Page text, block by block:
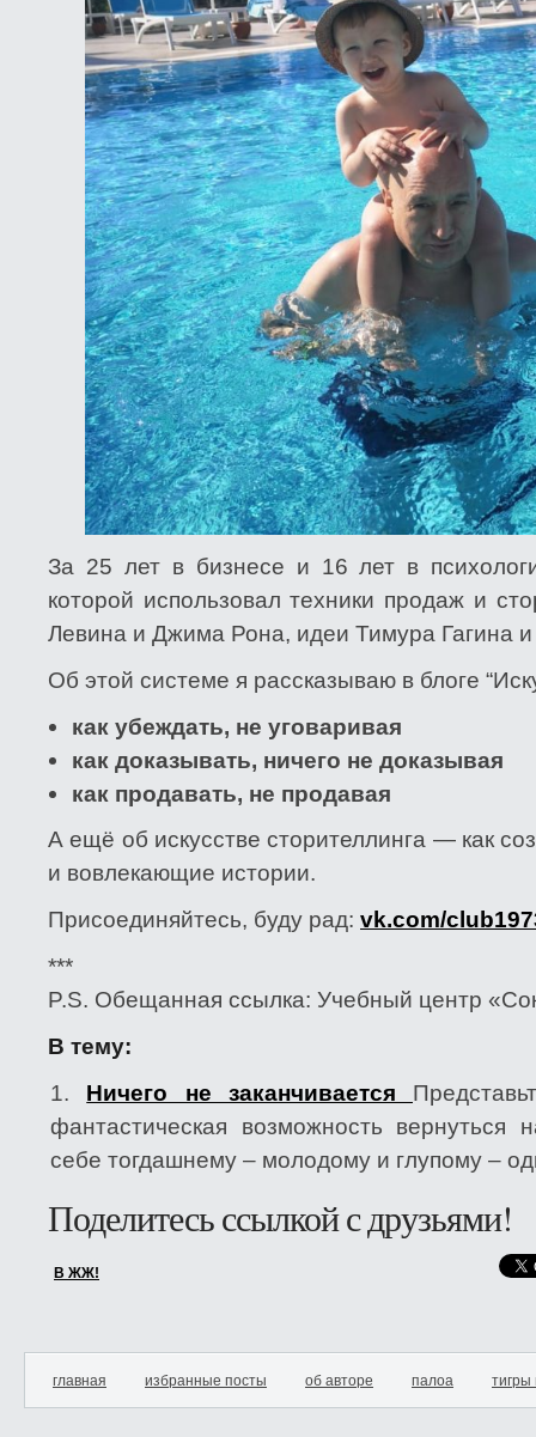
За 25 лет в бизнесе и 16 лет в
которой использовал техники продаж и
Левина и Джима Рона, идеи Тимура Гагина и
Об этой системе я рассказываю в блоге
как убеждать, не уговаривая
как доказывать, ничего не доказывая
как продавать, не продавая
А ещё об искусстве сторителлинга — как
и вовлекающие истории.
Присоединяйтесь, буду рад: vk.com/
***
P.S. Обещанная ссылка: Учебный центр
В тему:
Ничего не заканчивается
фантастическая возможность
себе тогдашнему – молодому и глупому –
Поделитесь ссылкой с друзьями!
В ЖЖ!
главная избранные посты об авторе палоа тигры